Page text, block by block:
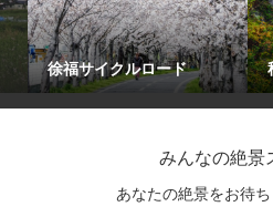
徐福サイクルロード
みんなの絶景
あなたの絶景をお待ち